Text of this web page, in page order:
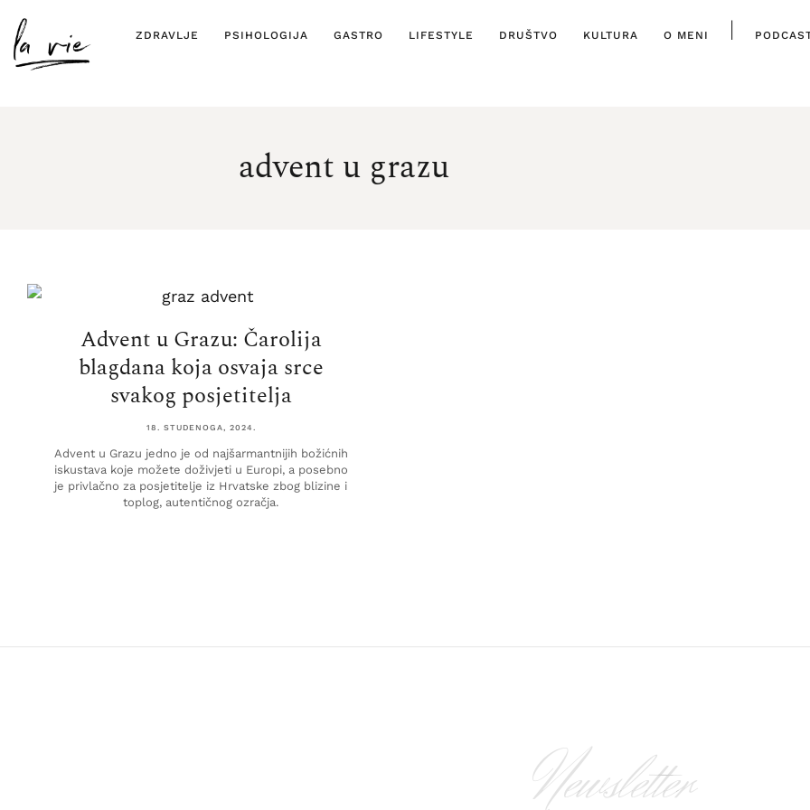
ZDRAVLJE PSIHOLOGIJA GASTRO LIFESTYLE DRUŠTVO KULTURA O MENI |
advent u grazu
Advent u Grazu: Čarolija
blagdana koja osvaja srce
svakog posjetitelja
18. STUDENOGA, 2024.
Advent u Grazu jedno je od najšarmantnijih božićnih
iskustava koje možete doživjeti u Europi, a posebno
je privlačno za posjetitelje iz Hrvatske zbog blizine i
toplog, autentičnog ozračja.
Newsletter